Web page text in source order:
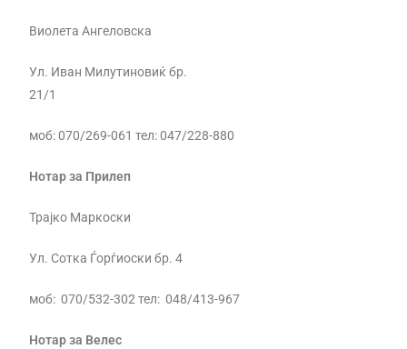
Виолета Ангеловска
Ул. Иван Милутиновиќ бр.
21/1
моб: 070/269-061 тел: 047/228-880
Нотар за Прилеп
Трајко Маркоски
Ул. Сотка Ѓорѓиоски бр. 4
моб: 070/532-302 тел: 048/413-967
Нотар за Велес